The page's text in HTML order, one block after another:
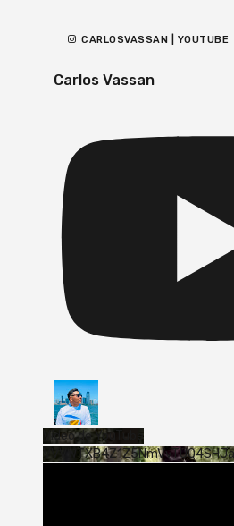
CARLOSVASSAN | YOUTUBE
Carlos Vassan
Vídeo de YouTube